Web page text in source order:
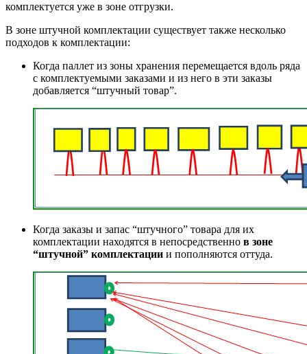
комплектуется уже в зоне отгрузки.
В зоне штучной комплектации существует также несколько
подходов к комплектации:
Когда паллет из зоны хранения перемещается вдоль ряда
с комплектуемыми заказами и из него в эти заказы
добавляется “штучный товар”.
Когда заказы и запас “штучного” товара для их
комплектации находятся в непосредственно в зоне
“штучной” комплектации и пополняются оттуда.